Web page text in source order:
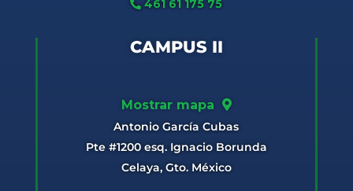
461 61 175 75
CAMPUS II
Mostrar mapa
Antonio García Cubas
Pte #1200 esq. Ignacio Borunda
Celaya, Gto. México